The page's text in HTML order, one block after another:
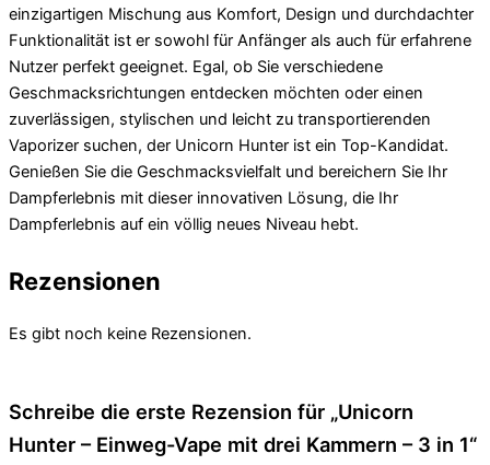
einzigartigen Mischung aus Komfort, Design und durchdachter
Funktionalität ist er sowohl für Anfänger als auch für erfahrene
Nutzer perfekt geeignet. Egal, ob Sie verschiedene
Geschmacksrichtungen entdecken möchten oder einen
zuverlässigen, stylischen und leicht zu transportierenden
Vaporizer suchen, der Unicorn Hunter ist ein Top-Kandidat.
Genießen Sie die Geschmacksvielfalt und bereichern Sie Ihr
Dampferlebnis mit dieser innovativen Lösung, die Ihr
Dampferlebnis auf ein völlig neues Niveau hebt.
Rezensionen
Es gibt noch keine Rezensionen.
Schreibe die erste Rezension für „Unicorn
Hunter – Einweg-Vape mit drei Kammern – 3 in 1“